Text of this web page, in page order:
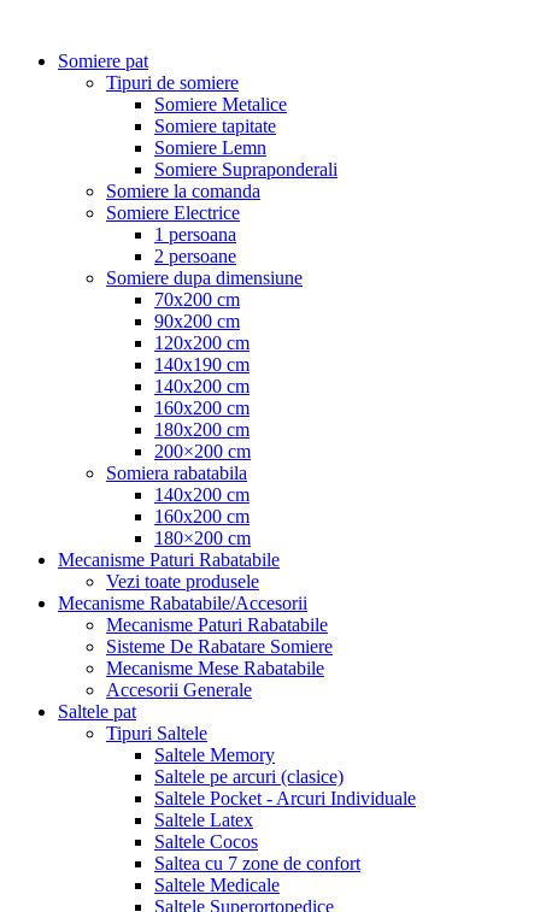
Somiere pat
Tipuri de somiere
Somiere Metalice
Somiere tapitate
Somiere Lemn
Somiere Supraponderali
Somiere la comanda
Somiere Electrice
1 persoana
2 persoane
Somiere dupa dimensiune
70x200 cm
90x200 cm
120x200 cm
140x190 cm
140x200 cm
160x200 cm
180x200 cm
200×200 cm
Somiera rabatabila
140x200 cm
160x200 cm
180×200 cm
Mecanisme Paturi Rabatabile
Vezi toate produsele
Mecanisme Rabatabile/Accesorii
Mecanisme Paturi Rabatabile
Sisteme De Rabatare Somiere
Mecanisme Mese Rabatabile
Accesorii Generale
Saltele pat
Tipuri Saltele
Saltele Memory
Saltele pe arcuri (clasice)
Saltele Pocket - Arcuri Individuale
Saltele Latex
Saltele Cocos
Saltea cu 7 zone de confort
Saltele Medicale
Saltele Superortopedice